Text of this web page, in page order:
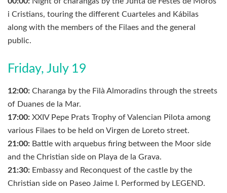
i Cristians, touring the different Cuarteles and Kábilas
along with the members of the Filaes and the general
public.
Friday, July 19
12:00: Charanga by the Filà Almoradins through the streets
of Duanes de la Mar.
17:00: XXIV Pepe Prats Trophy of Valencian Pilota among
various Filaes to be held on Virgen de Loreto street.
21:00: Battle with arquebus firing between the Moor side
and the Christian side on Playa de la Grava.
21:30: Embassy and Reconquest of the castle by the
Christian side on Paseo Jaime I. Performed by LEGEND.